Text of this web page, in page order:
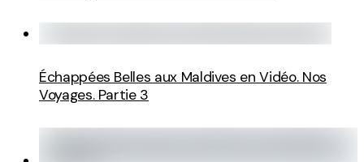
Échappées Belles aux Maldives en Vidéo. Nos
Voyages. Partie 3